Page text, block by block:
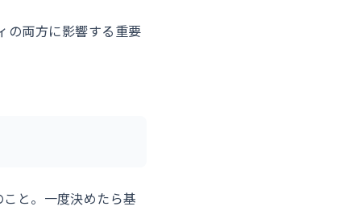
の両方に影響する重要
と。一度決めたら基